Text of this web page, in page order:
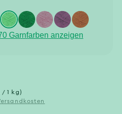
Garnfarben anzeigen
1 kg)